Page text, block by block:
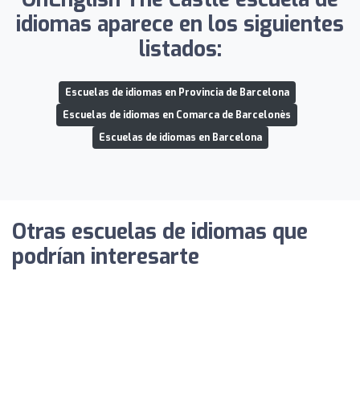
idiomas aparece en los siguientes
listados:
Escuelas de idiomas en Provincia de Barcelona
Escuelas de idiomas en Comarca de Barcelonès
Escuelas de idiomas en Barcelona
Otras escuelas de idiomas que
podrían interesarte